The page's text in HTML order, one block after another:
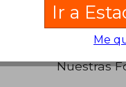
Nuestras
Ir a
Me